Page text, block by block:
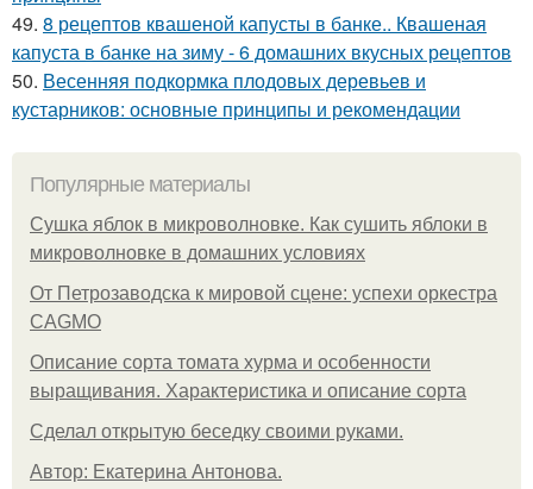
49. 8 рецептов квашеной капусты в банке.. Квашеная
капуста в банке на зиму - 6 домашних вкусных рецептов
50. Весенняя подкормка плодовых деревьев и
кустарников: основные принципы и рекомендации
Популярные материалы
Сушка яблок в микроволновке. Как сушить яблоки в
микроволновке в домашних условиях
От Петрозаводска к мировой сцене: успехи оркестра
CAGMO
Описание сорта томата хурма и особенности
выращивания. Характеристика и описание сорта
Сделал открытую беседку своими руками.
Автор: Екатерина Антонова.